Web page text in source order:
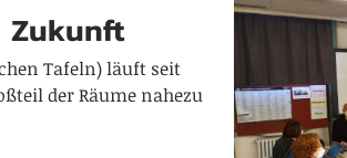
Zukunft
Tafeln) läuft seit
der Räume nahezu